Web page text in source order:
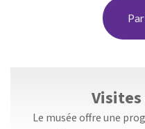
Le musée offre une